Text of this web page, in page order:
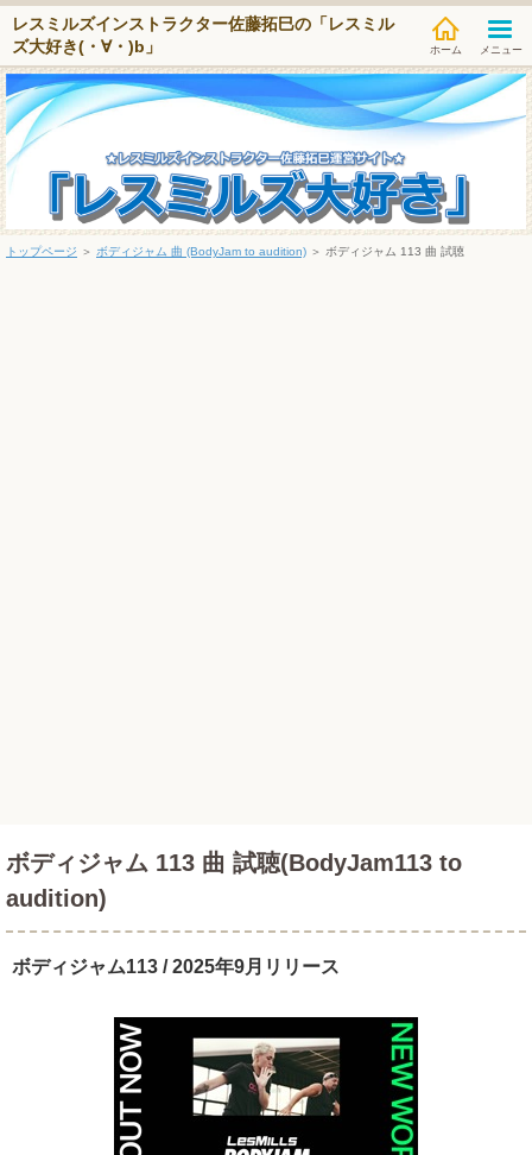
レスミルズインストラクター佐藤拓巳の「レスミル
ズ大好き(・∀・)b」
メニュー
トップページ ＞ ボディジャム 曲 (BodyJam to audition) ＞ ボディジャム 113 曲 試聴
ボディジャム 113 曲 試聴(BodyJam113 to
audition)
ボディジャム113 / 2025年9月リリース